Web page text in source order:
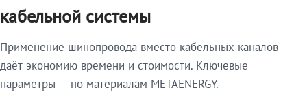
кабельной системы
Применение шинопровода вместо кабельных каналов
даёт экономию времени и стоимости. Ключевые
параметры — по материалам METAENERGY.